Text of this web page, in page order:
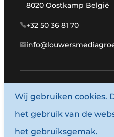
8020 Oostkamp België
+32 50 36 81 70
© 1987 - 2026
Algemene
Wij gebruiken cookies.
het gebruik van de
het gebruiksgemak.